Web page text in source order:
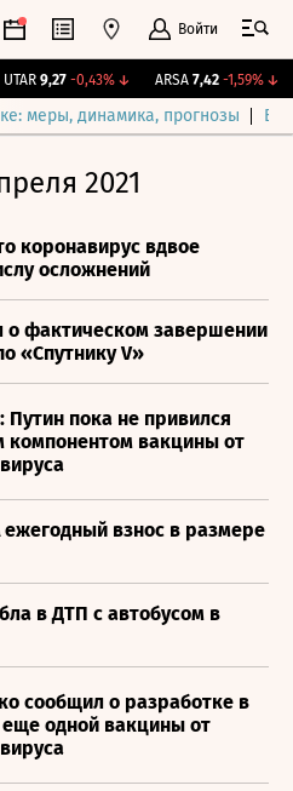
Войти
UTAR 9,27 -0,43% ↓ ARSA 7,42 -1,59% ↓
меры, динамика, прогнозы
2021
коронавирус вдвое
осложнений
о фактическом завершении
«Спутнику V»
Путин пока не привился
компонентом вакцины от
ежегодный взнос в размере
в ДТП с автобусом в
сообщил о разработке в
еще одной вакцины от